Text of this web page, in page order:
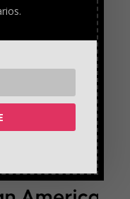
más fatiga.
en cuanto a
haga una revisión»,